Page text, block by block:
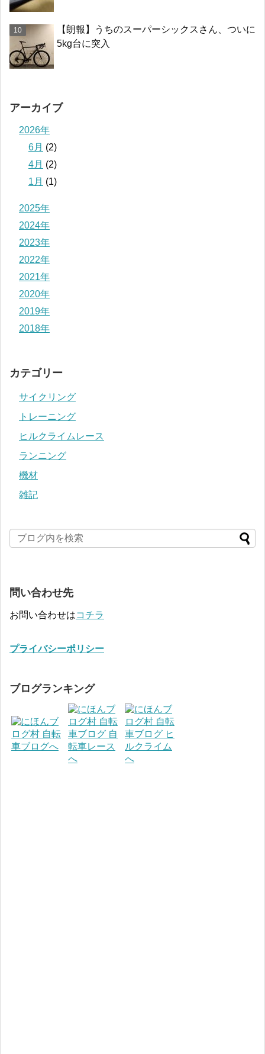
【朗報】うちのスーパーシックスさん、ついに
5kg台に突入
アーカイブ
2026年
6月 (2)
4月 (2)
1月 (1)
2025年
2024年
2023年
2022年
2021年
2020年
2019年
2018年
カテゴリー
サイクリング
トレーニング
ヒルクライムレース
ランニング
機材
雑記
問い合わせ先
お問い合わせはコチラ
プライバシーポリシー
ブログランキング